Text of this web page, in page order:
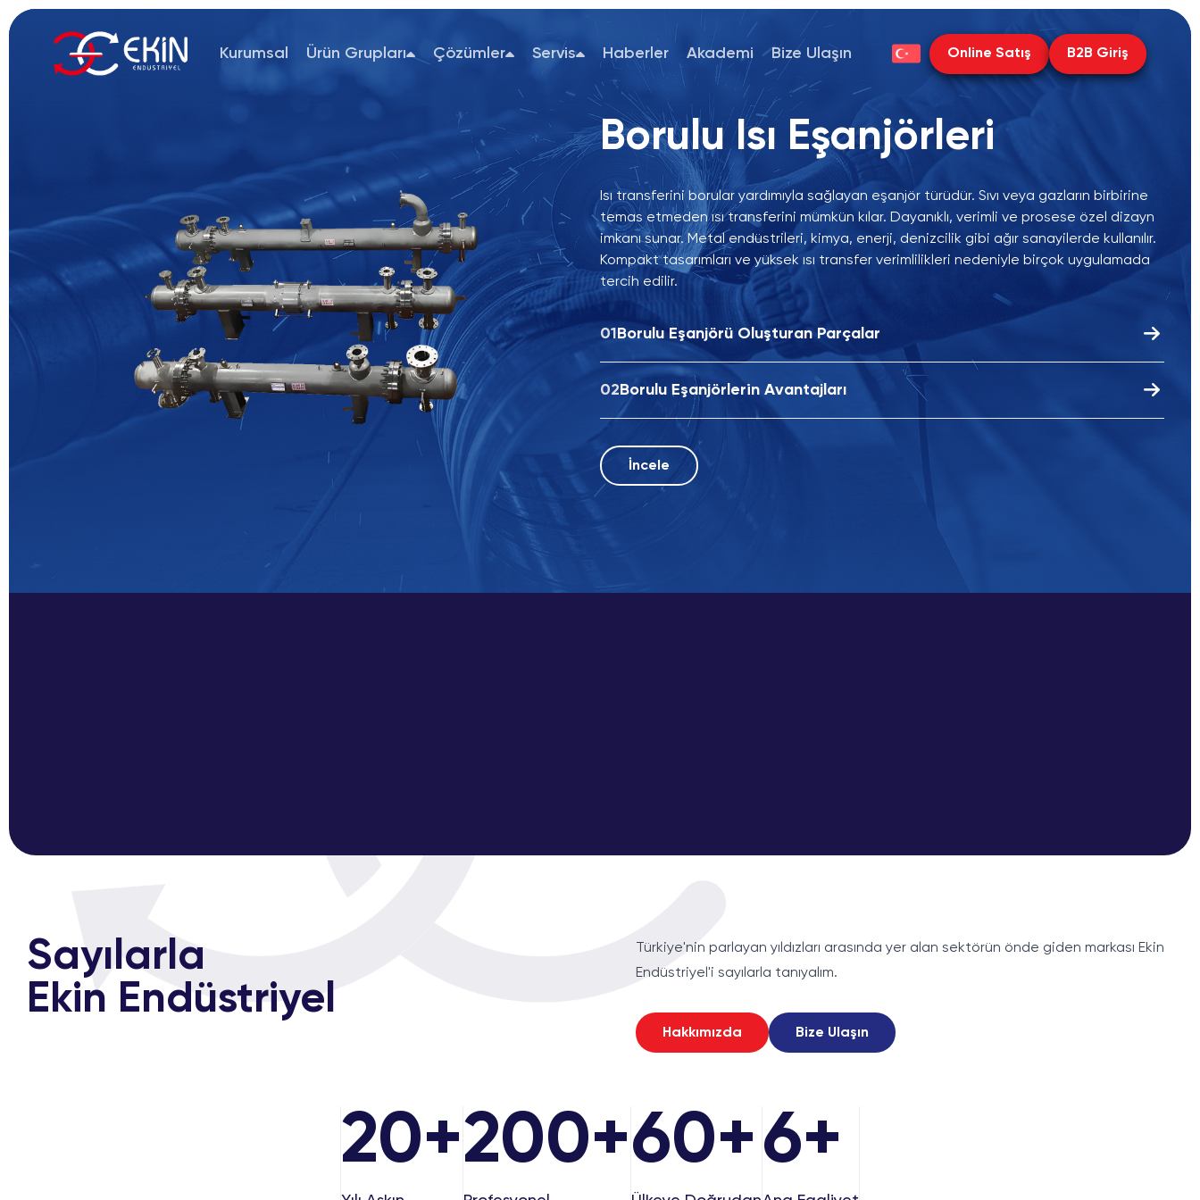
Kurumsal Ürün Grupları Çözümler Servis Haberler Akademi Bize Ulaşın Online Satış B2B Giriş
prosese özel dizayn
kullanılır.
birçok uygulamada
Lehimli Eşanjörler
Lehimli eşanjör, genellikle kompakt yapıda olan ve yüksek termal
bir ısı eşanjörü türüdür. Bu eşanjörler, bir dizi metal plakanın özel
kullanılarak yüksek sıcaklıkta bir araya getirilmesiyle üretilir.
arasında sızdırmaz bir bağ oluşturur ve böylece eşanjörün
yapıya kavuşmasını sağlar. Sızdırmazlığın önemli olduğu ve/veya
sıcaklıkların söz konusu olduğu uygulamalarda, klasik contalı
Lehimli Isı Eşanjörleri kullanılır.
01Lehimli Eşanjör Nedir?
Sayılarla
Ekin Endüstriyel
Türkiye'nin parlayan yıldızları arasında yer alan sektörün önde giden markası Ekin
Endüstriyel'i sayılarla tanıyalım.
Hakkımızda Bize Ulaşın
20+200+60+6+